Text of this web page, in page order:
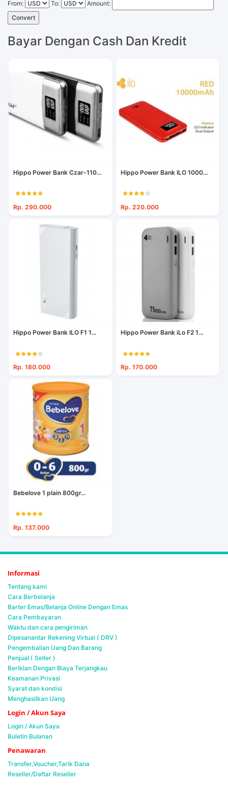
From: To:
Amount:
Convert
Bayar Dengan Cash Dan Kredit
Hippo Power Bank Czar-110...
Rp. 290.000
Hippo Power Bank ILO 1000...
Rp. 220.000
Hippo Power Bank ILO F1 1...
Rp. 180.000
Hippo Power Bank iLo F2 1...
Rp. 170.000
Bebelove 1 plain 800gr...
Rp. 137.000
Informasi
Tentang kami
Cara Berbelanja
Barter Emas/Belanja Online Dengan Emas
Cara Pembayaran
Waktu dan cara pengiriman
Dipesanantar Rekening Virtual ( DRV )
Pengembalian Uang Dan Barang
Penjual ( Seller )
Beriklan Dengan Biaya Terjangkau
Keamanan Privasi
Syarat dan kondisi
Menghasilkan Uang
Login / Akun Saya
Login / Akun Saya
Buletin Bulanan
Penawaran
Transfer,Voucher,Tarik Dana
Reseller/Daftar Reseller